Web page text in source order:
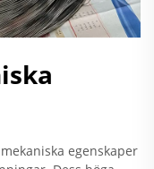
egenskaper